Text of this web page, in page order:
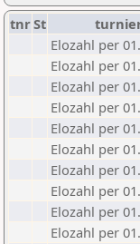
tnrSt
Elozahl per
Elozahl per
Elozahl per
Elozahl per
Elozahl per
Elozahl per
Elozahl per
Elozahl per
Elozahl per
Elozahl per